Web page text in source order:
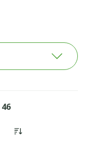
46